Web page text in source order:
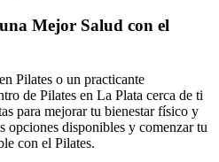
Mejor Salud con el
Pilates o un practicante
de Pilates en La Plata cerca de ti
para mejorar tu bienestar físico y
opciones disponibles y comenzar tu
con el Pilates.